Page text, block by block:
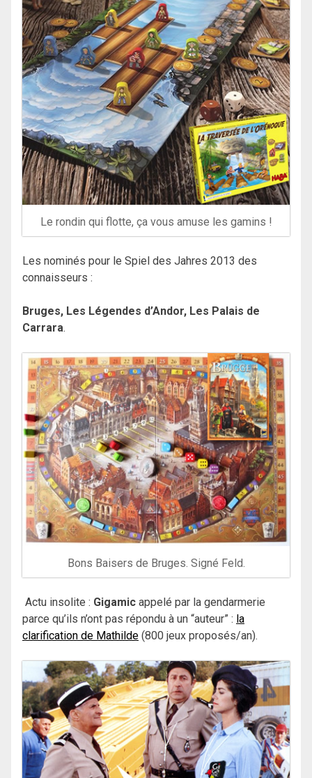
Le rondin qui flotte, ça vous amuse les gamins !
Les nominés pour le Spiel des Jahres 2013 des
connaisseurs :
Bruges, Les Légendes d’Andor, Les Palais de
Carrara.
Bons Baisers de Bruges. Signé Feld.
Actu insolite : Gigamic appelé par la gendarmerie
parce qu’ils n’ont pas répondu à un “auteur” : la
clarification de Mathilde (800 jeux proposés/an).